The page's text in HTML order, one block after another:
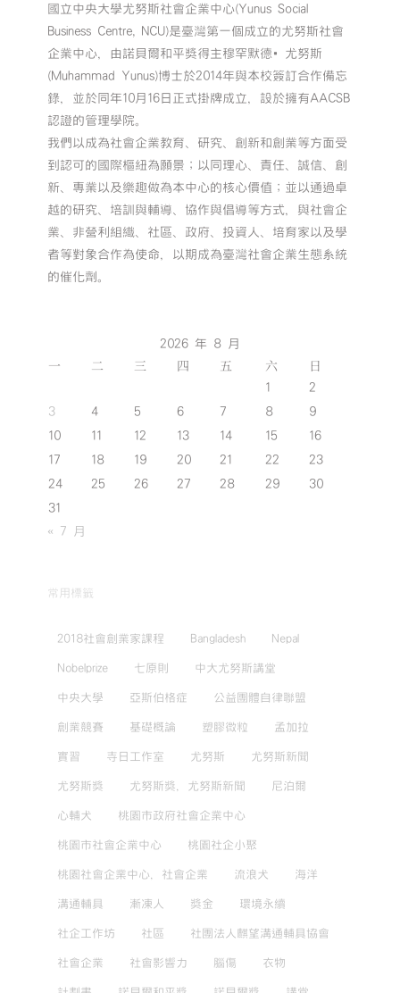
國立中央大學尤努斯社會企業中心(Yunus Social
Business Centre, NCU)是臺灣第一個成立的尤努斯社會
企業中心，由諾貝爾和平獎得主穆罕默德•尤努斯
(Muhammad Yunus)博士於2014年與本校簽訂合作備忘
錄，並於同年10月16日正式掛牌成立，設於擁有AACSB
認證的管理學院。
我們以成為社會企業教育、研究、創新和創業等方面受
到認可的國際樞紐為願景；以同理心、責任、誠信、創
新、專業以及樂趣做為本中心的核心價值；並以通過卓
越的研究、培訓與輔導、協作與倡導等方式，與社會企
業、非營利組織、社區、政府、投資人、培育家以及學
者等對象合作為使命，以期成為臺灣社會企業生態系統
的催化劑。
2026 年 8 月
一 二 三 四 五 六 日
1
2
3
4 5 6 7 8
9
10
11 12 13 14 15
16
17
18 19 20 21 22
23
24
25 26 27 28 29
30
31
« 7 月
常用標籤
2018社會創業家課程 Bangladesh Nepal
Nobelprize 七原則 中大尤努斯講堂
中央大學 亞斯伯格症 公益團體自律聯盟
創業競賽 基礎概論 塑膠微粒 孟加拉
實習 寺日工作室 尤努斯 尤努斯新聞
尤努斯獎 尤努斯獎，尤努斯新聞 尼泊爾
心輔犬 桃園市政府社會企業中心
桃園市社會企業中心 桃園社企小聚
桃園社會企業中心，社會企業 流浪犬 海洋
溝通輔具 漸凍人 獎金 環境永續
社企工作坊 社區 社團法人麒望溝通輔具協會
社會企業 社會影響力 腦傷 衣物